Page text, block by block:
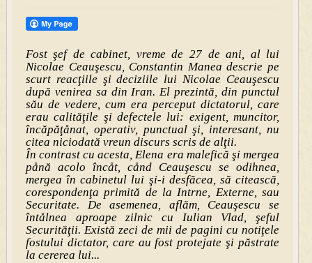
Fost şef de cabinet, vreme de 27 de ani, al lui
Nicolae Ceauşescu, Constantin Manea descrie pe
scurt reacţiile şi deciziile lui Nicolae Ceauşescu
după venirea sa din Iran. El prezintă, din punctul
său de vedere, cum era perceput dictatorul, care
erau calităţile şi defectele lui: exigent, muncitor,
încăpăţånat, operativ, punctual şi, interesant, nu
citea niciodată vreun discurs scris de alţii.
În contrast cu acesta, Elena era malefică şi mergea
pånă acolo încåt, cånd Ceauşescu se odihnea,
mergea în cabinetul lui şi-i desfăcea, să citească,
corespondenţa primită de la Intrne, Externe, sau
Securitate. De asemenea, aflăm, Ceauşescu se
întålnea aproape zilnic cu Iulian Vlad, şeful
Securităţii. Există zeci de mii de pagini cu notiţele
fostului dictator, care au fost protejate şi păstrate
la cererea lui...